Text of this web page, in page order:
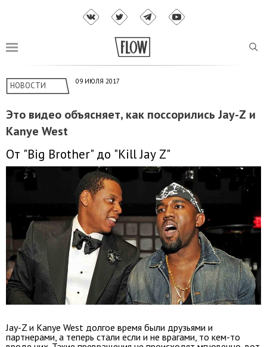
НОВОСТИ 09 ИЮЛЯ 2017
Это видео объясняет, как поссорились Jay-Z и
Kanye West
От "Big Brother" до "Kill Jay Z"
Jay-Z и Kanye West долгое время были друзьями и
партнерами, а теперь стали если и не врагами, то кем-то